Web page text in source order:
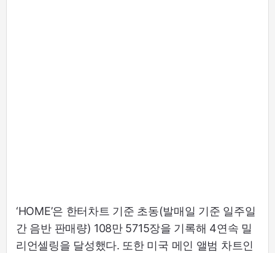
‘HOME’은 한터차트 기준 초동(발매일 기준 일주일
간 음반 판매량) 108만 5715장을 기록해 4연속 밀
리언셀링을 달성했다. 또한 미국 메인 앨범 차트인